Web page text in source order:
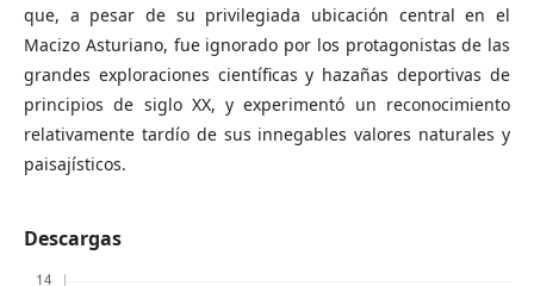
que, a pesar de su privilegiada ubicación central en el
Macizo Asturiano, fue ignorado por los protagonistas de las
grandes exploraciones científicas y hazañas deportivas de
principios de siglo XX, y experimentó un reconocimiento
relativamente tardío de sus innegables valores naturales y
paisajísticos.
Descargas